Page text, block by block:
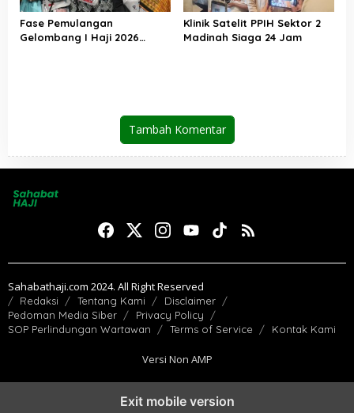
Fase Pemulangan
Gelombang I Haji 2026
Klinik Satelit PPIH Sektor 2
Madinah Siaga 24 Jam
Tambah Komentar
Sahabathaji.com 2024. All Right Reserved
Redaksi Tentang Kami
Disclaimer
Pedoman Media Siber
Privacy Policy
SOP Perlindungan Wartawan
Terms of Service Kontak Kami
Versi Non AMP
Exit mobile version